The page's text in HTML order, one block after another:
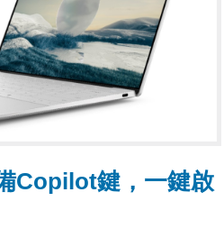
Copilot鍵，一鍵啟